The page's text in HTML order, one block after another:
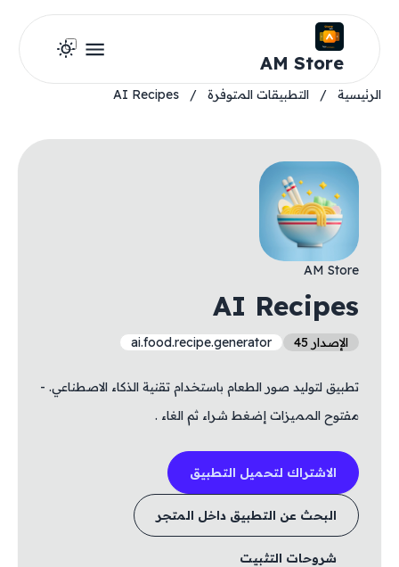
AM Store
الرئيسية / التطبيقات المتوفرة /
AI Recipes
AM Store
AI Recipes
الإصدار 45 ai.food.recipe.generator
تطبيق لتوليد صور الطعام باستخدام تقنية الذكاء الاصطناعي. -
مفتوح المميزات إضغط شراء ثم الغاء .
الاشتراك لتحميل التطبيق
البحث عن التطبيق داخل المتجر
شروحات التثبيت